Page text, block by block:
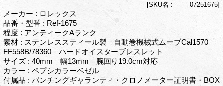
[SKU名 : 07251675]
メーカー : ロレックス
品番・型番 : Ref-1675
程度 : アンティークAランク
素材 : ステンレススティール製 自動巻機械式ムーブCal1570
FF558B/78360 ハードオイスターブレスレット
サイズ : 40mm 幅13mm 腕回り19.0cm対応
カラー : ペプシカラーベゼル
付属品 : パンチングギャランティ・クロノメーター証明書・BOX